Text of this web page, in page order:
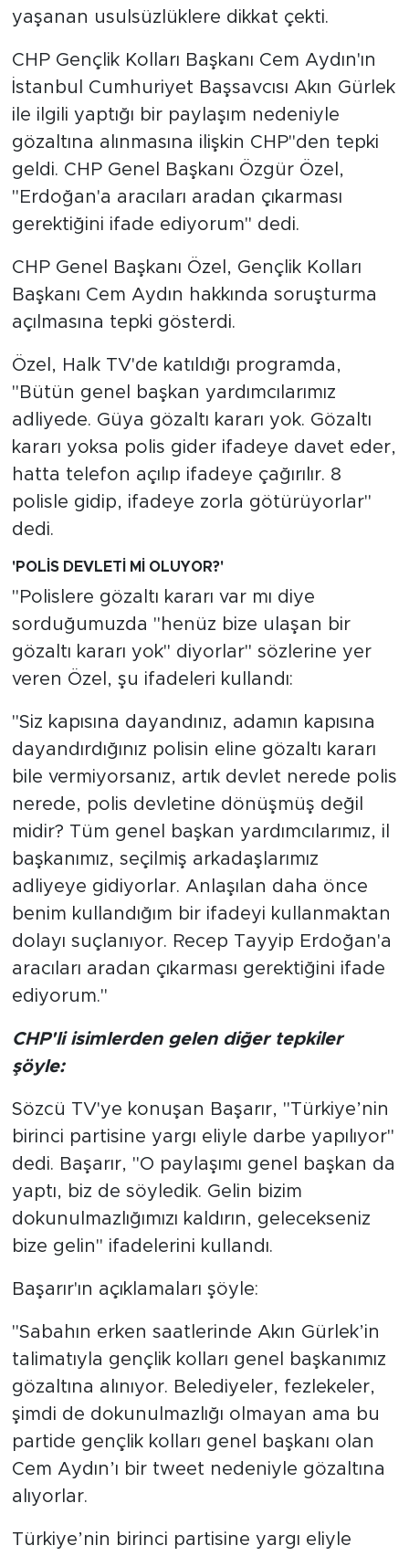
yaşanan usulsüzlüklere dikkat çekti.
CHP Gençlik Kolları Başkanı Cem Aydın'ın
İstanbul Cumhuriyet Başsavcısı Akın Gürlek
ile ilgili yaptığı bir paylaşım nedeniyle
gözaltına alınmasına ilişkin CHP''den tepki
geldi. CHP Genel Başkanı Özgür Özel,
"Erdoğan'a aracıları aradan çıkarması
gerektiğini ifade ediyorum" dedi.
CHP Genel Başkanı Özel, Gençlik Kolları
Başkanı Cem Aydın hakkında soruşturma
açılmasına tepki gösterdi.
Özel, Halk TV'de katıldığı programda,
"Bütün genel başkan yardımcılarımız
adliyede. Güya gözaltı kararı yok. Gözaltı
kararı yoksa polis gider ifadeye davet eder,
hatta telefon açılıp ifadeye çağırılır. 8
polisle gidip, ifadeye zorla götürüyorlar"
dedi.
'POLİS DEVLETİ Mİ OLUYOR?'
"Polislere gözaltı kararı var mı diye
sorduğumuzda "henüz bize ulaşan bir
gözaltı kararı yok" diyorlar" sözlerine yer
veren Özel, şu ifadeleri kullandı:
"Siz kapısına dayandınız, adamın kapısına
dayandırdığınız polisin eline gözaltı kararı
bile vermiyorsanız, artık devlet nerede polis
nerede, polis devletine dönüşmüş değil
midir? Tüm genel başkan yardımcılarımız, il
başkanımız, seçilmiş arkadaşlarımız
adliyeye gidiyorlar. Anlaşılan daha önce
benim kullandığım bir ifadeyi kullanmaktan
dolayı suçlanıyor. Recep Tayyip Erdoğan'a
aracıları aradan çıkarması gerektiğini ifade
ediyorum."
CHP'li isimlerden gelen diğer tepkiler
şöyle:
Sözcü TV'ye konuşan Başarır, "Türkiye’nin
birinci partisine yargı eliyle darbe yapılıyor"
dedi. Başarır, "O paylaşımı genel başkan da
yaptı, biz de söyledik. Gelin bizim
dokunulmazlığımızı kaldırın, gelecekseniz
bize gelin" ifadelerini kullandı.
Başarır'ın açıklamaları şöyle:
"Sabahın erken saatlerinde Akın Gürlek’in
talimatıyla gençlik kolları genel başkanımız
gözaltına alınıyor. Belediyeler, fezlekeler,
şimdi de dokunulmazlığı olmayan ama bu
partide gençlik kolları genel başkanı olan
Cem Aydın’ı bir tweet nedeniyle gözaltına
alıyorlar.
Türkiye’nin birinci partisine yargı eliyle
KÜLTÜR SANAT
YAŞAM
TARİHTEN GÜNÜMÜZE
TARİH
KADIN
SİYASET
MEDYA KÖŞESİ
FOTO GALERİ
VİDEOLAR
ALINTI YAZARLAR
SOSYAL MEDYA